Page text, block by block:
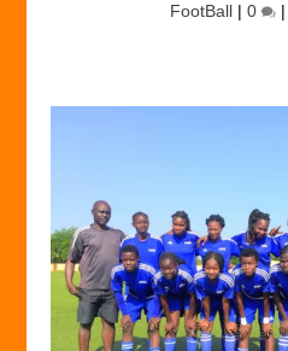
FootBall | 0 |